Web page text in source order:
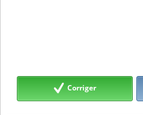
Corriger